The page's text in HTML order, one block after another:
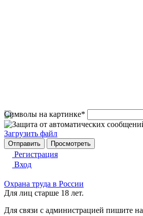
Символы на картинке*
Загрузить файл
Регистрация
Вход
Охрана труда в России
Для лиц старше 18 лет.
Для связи с администрацией пишите на